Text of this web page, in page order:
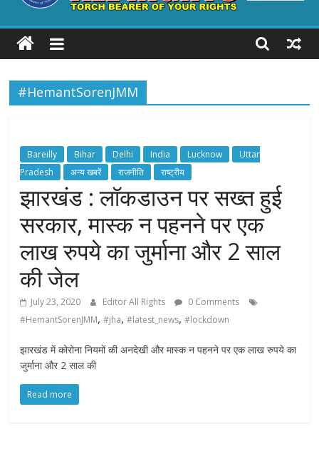
ALL
RIGHTS
Torch
your
Rights
#HemantSorenJMM
Bareilly Bihar Delhi India Lucknow
Uttar
Pradesh
अन्य खबरें राजनीति राष्ट्रीय
झारखंड : लॉकडाउन पर सख्त हुई
सरकार, मास्क न पहनने पर एक
लाख रुपये का जुर्माना और 2 साल
की जेल
July 23, 2020 Editor All Rights
0 Comments
#HemantSorenJMM,#jha,#latest_news,#lockdown
झारखंड में कोरोना नियमों की अनदेखी और मास्क न पहनने पर एक लाख रुपये का
जुर्माना और 2 साल की
Read more